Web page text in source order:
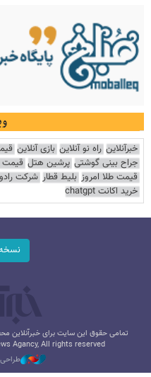
خبرآنلاین راه نو آنلاین بازی آنلاین
جراح بینی گوشتی پرشین هتل قیمت
قیمت طلا امروز بلیط قطار شرکت
خرید اکانت chatgpt
تمامی حقوق این سایت برای خبرآنلاین
Agancy, All rights reserved